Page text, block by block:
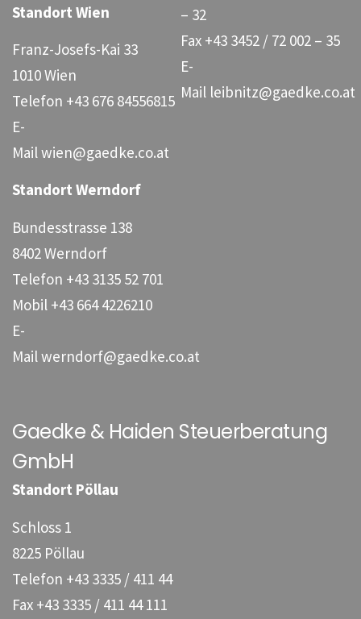
Standort Wien
Franz-Josefs-Kai 33
1010 Wien
Telefon +43 676 84556815
E-
Mailwien@gaedke.co.at
Standort Werndorf
Bundesstrasse 138
8402 Werndorf
Telefon +43 3135 52 701
Mobil +43 664 4226210
E-
Mail werndorf@gaedke.co.at
– 32
Fax +43 3452 / 72 002 – 35
E-
Mail leibnitz@gaedke.co.at
Gaedke & Haiden Steuerberatung
GmbH
Standort Pöllau
Schloss 1
8225 Pöllau
Telefon +43 3335 / 411 44
Fax +43 3335 / 411 44 111